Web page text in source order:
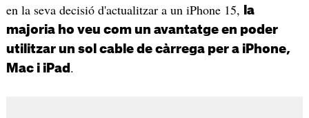
en la seva decisió d'actualitzar a un iPhone 15,
la
majoria ho veu com un avantatge en poder
utilitzar un sol cable de càrrega per a iPhone,
Mac i iPad .